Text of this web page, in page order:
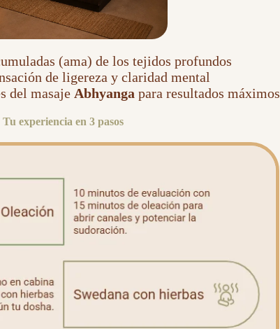
(ama) de los tejidos profundos
de ligereza y claridad mental
del masaje Abhyanga para resultados máximos
Tu experiencia en 3 pasos